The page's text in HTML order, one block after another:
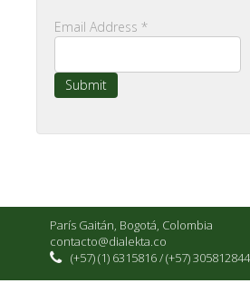
Email Address *
Submit
París Gaitán, Bogotá, Colombia
contacto@dialekta.co
(+57) (1) 6315816 / (+57)